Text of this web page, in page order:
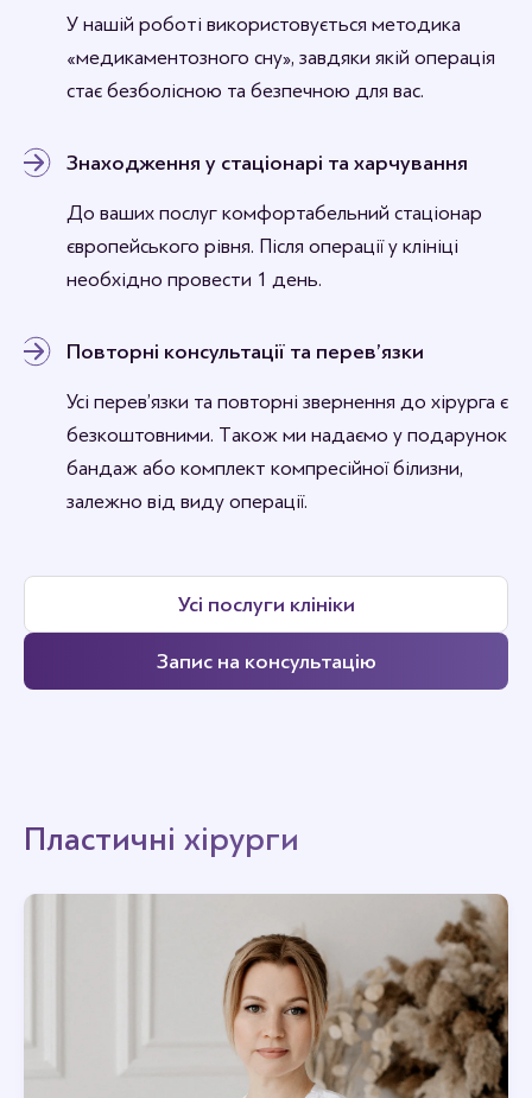
У нашій роботі використовується методика
«медикаментозного сну», завдяки якій операція
стає безболісною та безпечною для вас.
Знаходження у стаціонарі та харчування
До ваших послуг комфортабельний стаціонар
європейського рівня. Після операції у клініці
необхідно провести 1 день.
Повторні консультації та перев’язки
Усі перев’язки та повторні звернення до хірурга є
безкоштовними. Також ми надаємо у подарунок
бандаж або комплект компресійної білизни,
залежно від виду операції.
Усі послуги клініки
Запис на консультацію
Пластичні хірурги